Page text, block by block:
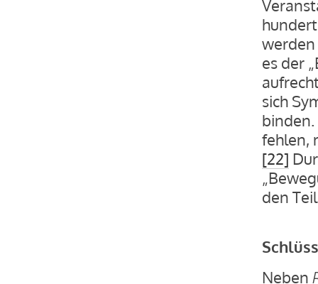
es der
sich
fehlen,
[22]
den
Neben